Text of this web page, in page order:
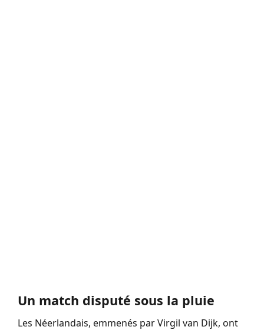
Un match disputé sous la pluie
Les Néerlandais, emmenés par Virgil van Dijk, ont